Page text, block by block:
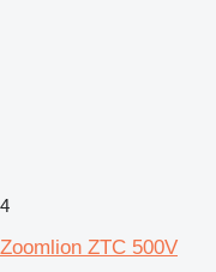
4
Zoomlion ZTC 500V